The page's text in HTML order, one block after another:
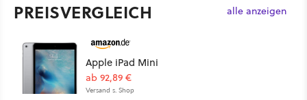
PREISVERGLEICH alle anzeigen
Apple iPad Mini
ab 92,89 €
Versand s. Shop